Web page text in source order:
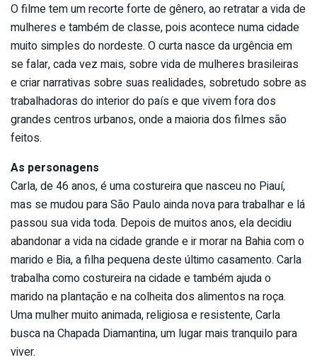
O filme tem um recorte forte de gênero, ao retratar a vida de
mulheres e também de classe, pois acontece numa cidade
muito simples do nordeste. O curta nasce da urgência em
se falar, cada vez mais, sobre vida de mulheres brasileiras
e criar narrativas sobre suas realidades, sobretudo sobre as
trabalhadoras do interior do país e que vivem fora dos
grandes centros urbanos, onde a maioria dos filmes são
feitos.
As personagens
Carla, de 46 anos, é uma costureira que nasceu no Piauí,
mas se mudou para São Paulo ainda nova para trabalhar e lá
passou sua vida toda. Depois de muitos anos, ela decidiu
abandonar a vida na cidade grande e ir morar na Bahia com o
marido e Bia, a filha pequena deste último casamento. Carla
trabalha como costureira na cidade e também ajuda o
marido na plantação e na colheita dos alimentos na roça.
Uma mulher muito animada, religiosa e resistente, Carla
busca na Chapada Diamantina, um lugar mais tranquilo para
viver.